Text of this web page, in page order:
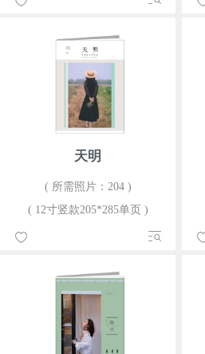
天明
( 所需照片：204 )
( 12寸竖款205*285单页 )